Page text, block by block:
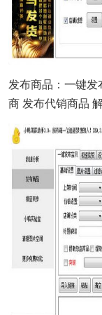
发布商品：一键发
商 发布代销商品